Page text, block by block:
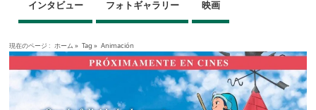
インタビュー フォトギャラリー 映画
現在のページ : ホーム » Tag » Animación